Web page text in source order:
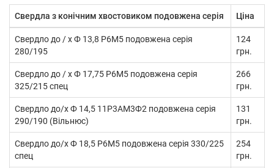
Свердла з конічним хвостовиком подовжена серія Ціна
Свердло до / х Ф 13,8 Р6М5 подовжена серія
280/195
124
грн.
Свердло до / х Ф 17,75 Р6М5 подовжена серія
325/215 спец
266
грн.
Свердло до/х Ф 14,5 11Р3АМ3Ф2 подовжена серія
290/190 (Вільнюс)
131
грн.
Свердло до/х Ф 18,5 Р6М5 подовжена серія 330/225
спец
254
грн.